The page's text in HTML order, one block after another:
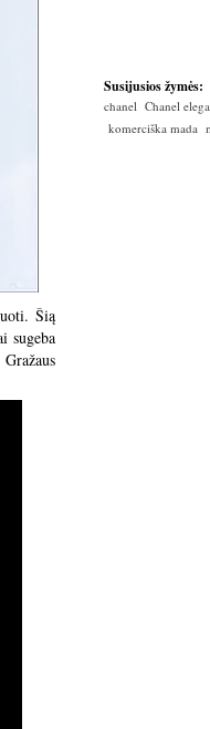
Šią
sugeba
Susijusios žymės:
chanel Chanel
komerciška mada